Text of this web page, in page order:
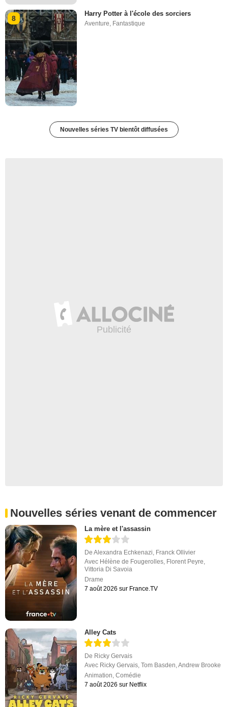
8
Harry Potter à l'école des sorciers
Aventure, Fantastique
Nouvelles séries TV bientôt diffusées
Nouvelles séries venant de commencer
La mère et l'assassin
DeAlexandra Echkenazi Franck Ollivier
Avec Hélène de Fougerolles Florent Peyre
Vittoria Di Savoia
Drame
7 août 2026 sur France.TV
Alley Cats
De Ricky Gervais
Avec Ricky Gervais,Tom Basden,Andrew Brooke
Animation,Comédie
7 août 2026 sur Netflix